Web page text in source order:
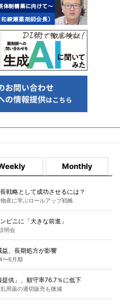
Monthly
戦略として成功させるには？
産に学ぶロールアップ戦略
ビニに「大きな前進」
明会
、長期処方が影響
〜6月期
提供」、順守率76.7％に低下
用薬の適切販売も微減